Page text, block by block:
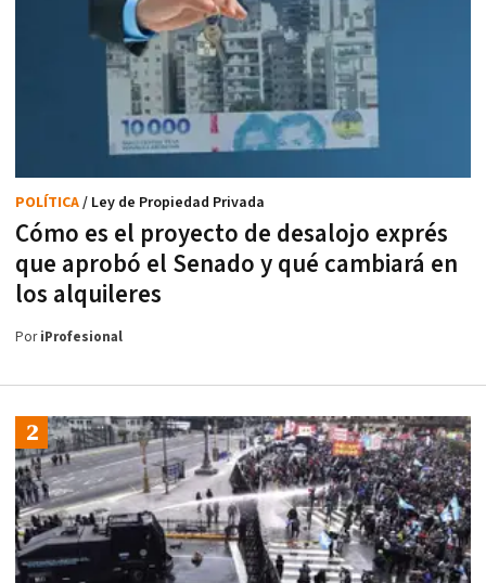
Cómo es el proyecto de desalojo exprés
que aprobó el Senado y qué cambiará en
los alquileres
POLÍTICA/ Ley de Propiedad Privada
PoriProfesional